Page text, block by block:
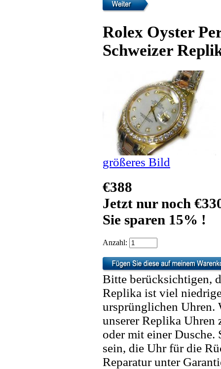
Rolex Oyster
Schweizer
größeres Bild
€388
Jetzt nur noch
Sie sparen 15% !
Anzahl:
Bitte berücksichtigen,
Replika ist viel
ursprünglichen Uhren.
unserer Replika Uhren
oder mit einer
sein, die Uhr für die
Reparatur unter